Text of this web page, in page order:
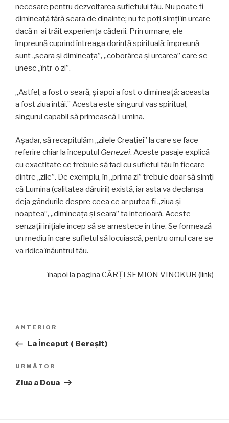
necesare pentru dezvoltarea sufletului tău. Nu poate fi
dimineaţă fără seara de dinainte; nu te poţi simţi în urcare
dacă n-ai trăit experienţa căderii. Prin urmare, ele
împreună cuprind întreaga dorință spirituală; împreună
sunt „seara și dimineața”, „coborârea şi urcarea” care se
unesc „într-o zi”.
„Astfel, a fost o seară, şi apoi a fost o dimineaţă: aceasta
a fost ziua întâi.” Acesta este singurul vas spiritual,
singurul capabil să primească Lumina.
Așadar, să recapitulăm „zilele Creației” la care se face
referire chiar la începutul Genezei. Aceste pasaje explică
cu exactitate ce trebuie să faci cu sufletul tău în fiecare
dintre „zile”. De exemplu, în „prima zi” trebuie doar să simți
că Lumina (calitatea dăruirii) există, iar asta va declanșa
deja gândurile despre ceea ce ar putea fi „ziua și
noaptea”, „dimineața și seara” ta interioară. Aceste
senzații inițiale încep să se amestece în tine. Se formează
un mediu în care sufletul să locuiască, pentru omul care se
va ridica înăuntrul tău.
înapoi la pagina CĂRŢI SEMION VINOKUR (link)
articole
Articolul
anterior
ANTERIOR
La Început ( Bereșit)
Articolul
următor
URMĂTOR
Ziua a Doua